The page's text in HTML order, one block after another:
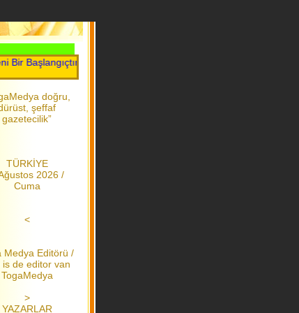
Başlangıçtır.....Toga Medya.....2006 dan bu yana
doğru,
şeffaf
gazetecilik”
TÜRKİYE
2026 /
Cuma
<
Medya Editörü /
is de editor van
TogaMedya
>
YAZARLAR